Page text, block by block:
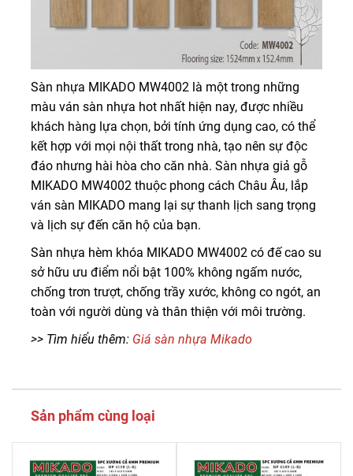
Sàn nhựa MIKADO MW4002 là một trong những
màu ván sàn nhựa hot nhất hiện nay, được nhiều
khách hàng lựa chọn, bởi tính ứng dụng cao, có thể
kết hợp với mọi nội thất trong nhà, tạo nên sự độc
đáo nhưng hài hòa cho căn nhà. Sàn nhựa giả gỗ
MIKADO MW4002 thuộc phong cách Châu Âu, lắp
ván sàn MIKADO mang lại sự thanh lịch sang trọng
và lịch sự đến căn hộ của bạn.
Sàn nhựa hèm khóa MIKADO MW4002 có đế cao su
sở hữu ưu điểm nổi bật 100% không ngấm nước,
chống trơn trượt, chống trầy xước, không co ngót, an
toàn với người dùng và thân thiện với môi trường.
>> Tìm hiểu thêm: Giá sàn nhựa Mikado
Sản phẩm cùng loại